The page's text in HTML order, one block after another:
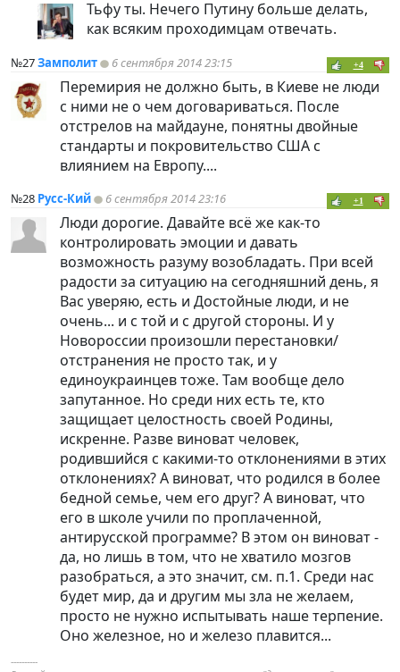
Тьфу ты. Нечего Путину больше делать,
как всяким проходимцам отвечать.
№27Замполит 6 сентября 2014 23:15 +4
Перемирия не должно быть, в Киеве не люди
с ними не о чем договариваться. После
отстрелов на майдауне, понятны двойные
стандарты и покровительство США с
влиянием на Европу....
№28 Русс-Кий 6 сентября 2014 23:16 +1
Люди дорогие. Давайте всё же как-то
контролировать эмоции и давать
возможность разуму возобладать. При всей
радости за ситуацию на сегодняшний день, я
Вас уверяю, есть и Достойные люди, и не
очень... и с той и с другой стороны. И у
Новороссии произошли перестановки/
отстранения не просто так, и у
единоукраинцев тоже. Там вообще дело
запутанное. Но среди них есть те, кто
защищает целостность своей Родины,
искренне. Разве виноват человек,
родившийся с какими-то отклонениями в этих
отклонениях? А виноват, что родился в более
бедной семье, чем его друг? А виноват, что
его в школе учили по проплаченной,
антирусской программе? В этом он виноват -
да, но лишь в том, что не хватило мозгов
разобраться, а это значит, см. п.1. Среди нас
будет мир, да и другим мы зла не желаем,
просто не нужно испытывать наше терпение.
Оно железное, но и железо плавится...
----------